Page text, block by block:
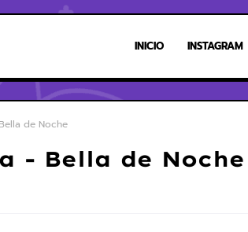
INICIO INSTAGRAM
de Noche
- Bella de Noche